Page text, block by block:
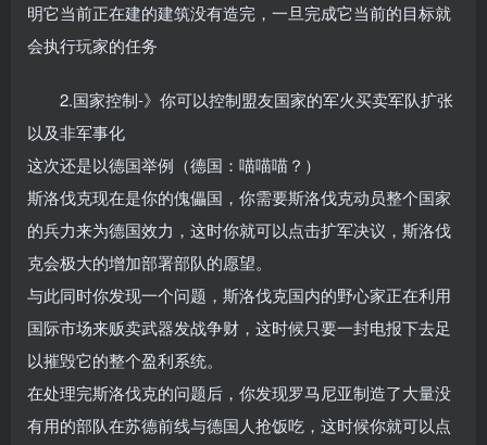
明它当前正在建的建筑没有造完，一旦完成它当前的目标就
会执行玩家的任务
2.国家控制-》你可以控制盟友国家的军火买卖军队扩张
以及非军事化
这次还是以德国举例（德国：喵喵喵？）
斯洛伐克现在是你的傀儡国，你需要斯洛伐克动员整个国家
的兵力来为德国效力，这时你就可以点击扩军决议，斯洛伐
克会极大的增加部署部队的愿望。
与此同时你发现一个问题，斯洛伐克国内的野心家正在利用
国际市场来贩卖武器发战争财，这时候只要一封电报下去足
以摧毁它的整个盈利系统。
在处理完斯洛伐克的问题后，你发现罗马尼亚制造了大量没
有用的部队在苏德前线与德国人抢饭吃，这时候你就可以点